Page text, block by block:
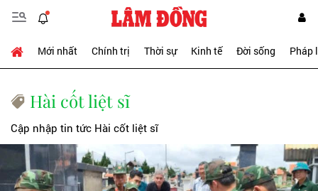
Mới nhất Chính trị Thời sự Kinh tế Đời sống Pháp
Hài cốt liệt sĩ
Cập nhập tin tức Hài cốt liệt sĩ